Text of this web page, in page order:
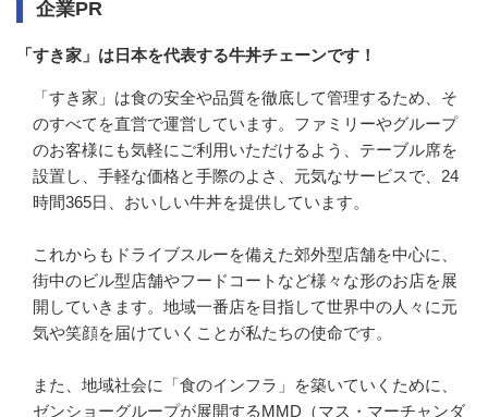
企業PR
「すき家」は日本を代表する牛丼チェーンです！
「すき家」は食の安全や品質を徹底して管理するため、そ
のすべてを直営で運営しています。ファミリーやグループ
のお客様にも気軽にご利用いただけるよう、テーブル席を
設置し、手軽な価格と手際のよさ、元気なサービスで、24
時間365日、おいしい牛丼を提供しています。
これからもドライブスルーを備えた郊外型店舗を中心に、
街中のビル型店舗やフードコートなど様々な形のお店を展
開していきます。地域一番店を目指して世界中の人々に元
気や笑顔を届けていくことが私たちの使命です。
また、地域社会に「食のインフラ」を築いていくために、
ゼンショーグループが展開するMMD（マス・マーチャンダ